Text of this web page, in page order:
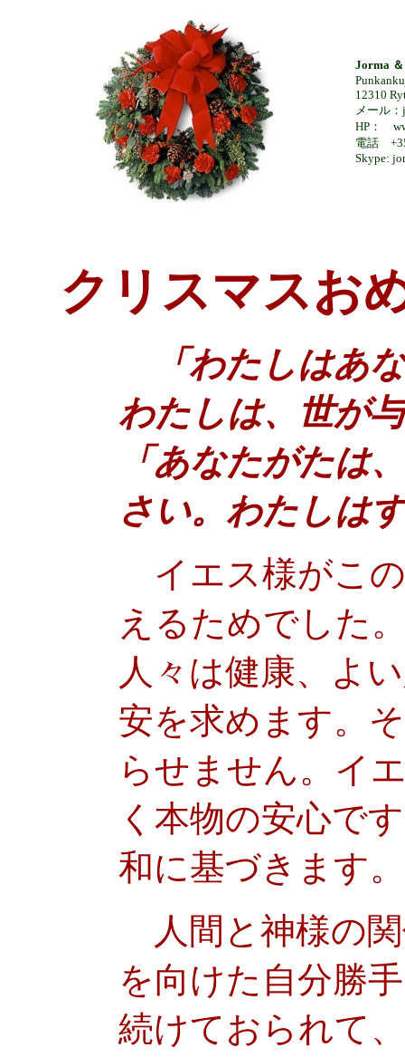
Jorma
12310
メール
HP：
電話
Skype:
クリスマスお
「わたしはあ
わたしは、世が
「あなたがたは
さい。わたしは
イエス様がこ
えるためでした
人々は健康、よ
安を求めます。
らせません。イ
く本物の安心で
和に基づきます。
人間と神様の関
を向けた自分勝
続けておられて